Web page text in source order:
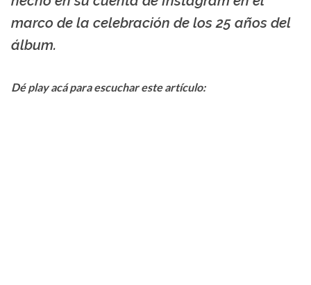
marco de la celebración de los 25 años del
álbum.
Dé play acá para escuchar este artículo: